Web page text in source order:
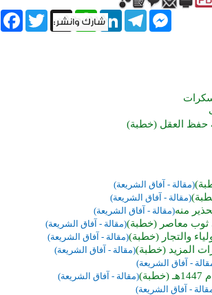
Twitter X
WhatsAppLinkedInTelegram
Messenger
حفظ العقل (خطبة)
(مقالة - آفاق الشريعة)
(مقالة - آفاق الشريعة)
منه(مقالة - آفاق الشريعة)
ثوب معاصر (خطبة)(مقالة - آفاق الشريعة)
والتجار (خطبة)(مقالة - آفاق الشريعة)
المزيد (خطبة)(مقالة - آفاق الشريعة)
- آفاق الشريعة)
(مقالة - آفاق الشريعة)
- آفاق الشريعة)